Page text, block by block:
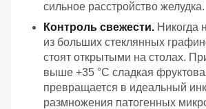
сильное расстройство желудка.
Контроль свежести. Никогда
из больших стеклянных
стоят открытыми на столах.
выше +35 °C сладкая
превращается в идеальный
размножения патогенных